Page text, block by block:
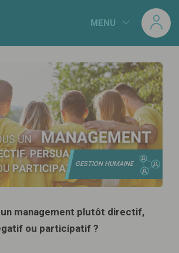
MENU
GESTION HUMAINE
management plutôt directif,
ou participatif ?